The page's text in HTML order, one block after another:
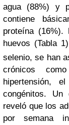
agua (88%) y
contiene
proteína (16%).
huevos (Tabla
selenio, se han
crónicos
hipertensión,
congénitos.
reveló que los
por semana